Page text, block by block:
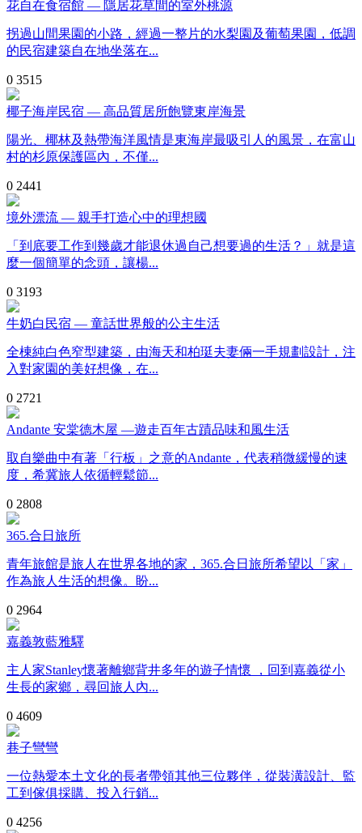
花自在食宿館 — 隱居花草間的室外桃源
拐過山間果園的小路，經過一整片的水梨園及葡萄果園，低調
的民宿建築自在地坐落在...
0 3515
椰子海岸民宿 — 高品質居所飽覽東岸海景
陽光、椰林及熱帶海洋風情是東海岸最吸引人的風景，在富山
村的杉原保護區內，不僅...
0 2441
境外漂流 — 親手打造心中的理想國
「到底要工作到幾歲才能退休過自己想要過的生活？」就是這
麼一個簡單的念頭，讓楊...
0 3193
牛奶白民宿 — 童話世界般的公主生活
全棟純白色窄型建築，由海天和柏珽夫妻倆一手規劃設計，注
入對家園的美好想像，在...
0 2721
Andante 安棠德木屋 —遊走百年古蹟品味和風生活
取自樂曲中有著「行板」之意的Andante，代表稍微緩慢的速
度，希冀旅人依循輕鬆節...
0 2808
365.合日旅所
青年旅館是旅人在世界各地的家，365.合日旅所希望以「家」
作為旅人生活的想像。盼...
0 2964
嘉義敦藍雅驛
主人家Stanley懷著離鄉背井多年的遊子情懷 ，回到嘉義從小
生長的家鄉，尋回旅人內...
0 4609
巷子彎彎
一位熱愛本土文化的長者帶領其他三位夥伴，從裝潢設計、監
工到傢俱採購、投入行銷...
0 4256